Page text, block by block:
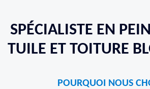
SPÉCIALISTE EN
TUILE ET TOITURE
POURQUOI NOUS